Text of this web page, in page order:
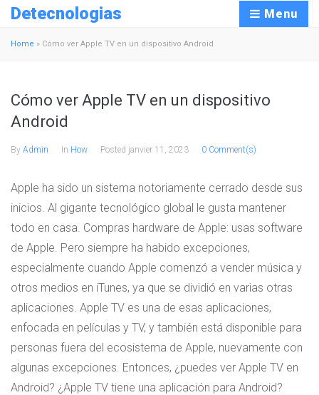
Detecnologias Menu
Home » Cómo ver Apple TV en un dispositivo Android
Cómo ver Apple TV en un dispositivo
Android
By Admin In How Posted janvier 11, 2023 0 Comment(s)
Apple ha sido un sistema notoriamente cerrado desde sus
inicios. Al gigante tecnológico global le gusta mantener
todo en casa. Compras hardware de Apple: usas software
de Apple. Pero siempre ha habido excepciones,
especialmente cuando Apple comenzó a vender música y
otros medios en iTunes, ya que se dividió en varias otras
aplicaciones. Apple TV es una de esas aplicaciones,
enfocada en películas y TV, y también está disponible para
personas fuera del ecosistema de Apple, nuevamente con
algunas excepciones. Entonces, ¿puedes ver Apple TV en
Android? ¿Apple TV tiene una aplicación para Android?